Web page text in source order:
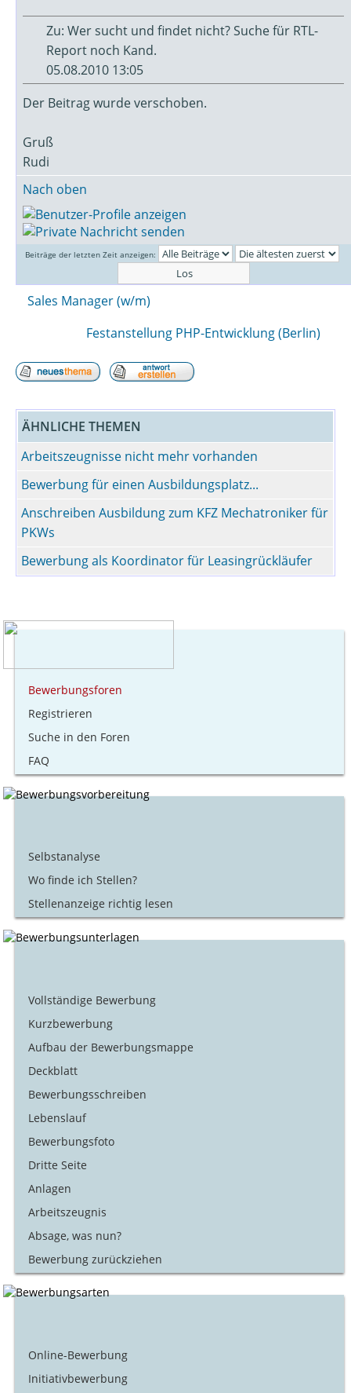
Zu: Wer sucht und findet nicht? Suche für RTL-
Report noch Kand.
05.08.2010 13:05
Der Beitrag wurde verschoben.
Gruß
Rudi
Nach oben
Beiträge der letzten Zeit anzeigen:
Sales Manager (w/m)
Festanstellung PHP-Entwicklung (Berlin)
ÄHNLICHE THEMEN
Arbeitszeugnisse nicht mehr vorhanden
Bewerbung für einen Ausbildungsplatz...
Anschreiben Ausbildung zum KFZ Mechatroniker für
PKWs
Bewerbung als Koordinator für Leasingrückläufer
Bewerbungsforen
Registrieren
Suche in den Foren
FAQ
Selbstanalyse
Wo finde ich Stellen?
Stellenanzeige richtig lesen
Vollständige Bewerbung
Kurzbewerbung
Aufbau der Bewerbungsmappe
Deckblatt
Bewerbungsschreiben
Lebenslauf
Bewerbungsfoto
Dritte Seite
Anlagen
Arbeitszeugnis
Absage, was nun?
Bewerbung zurückziehen
Online-Bewerbung
Initiativbewerbung